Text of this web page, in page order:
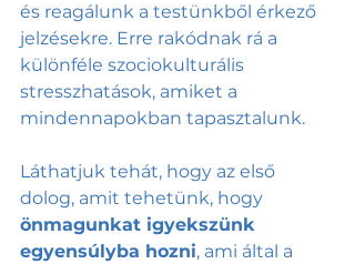
és reagálunk a testünkből érkező
jelzésekre. Erre rakódnak rá a
különféle szociokulturális
stresszhatások, amiket a
mindennapokban tapasztalunk.
Láthatjuk tehát, hogy az első
dolog, amit tehetünk, hogy
önmagunkat igyekszünk
egyensúlyba hozni, ami által a